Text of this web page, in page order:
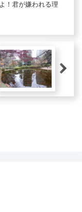
！君が嫌われる理